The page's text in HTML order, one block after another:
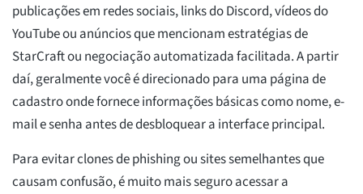
publicações em redes sociais, links do Discord, vídeos do
YouTube ou anúncios que mencionam estratégias de
StarCraft ou negociação automatizada facilitada. A partir
daí, geralmente você é direcionado para uma página de
cadastro onde fornece informações básicas como nome, e-
mail e senha antes de desbloquear a interface principal.
Para evitar clones de phishing ou sites semelhantes que
causam confusão, é muito mais seguro acessar a